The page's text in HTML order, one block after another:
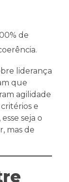
de
liderança
que
agilidade
e
seja o
mas de